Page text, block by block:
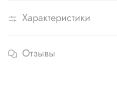
Характеристики
Отзывы